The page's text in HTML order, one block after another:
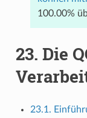
100.00%
23. Die
23.1.